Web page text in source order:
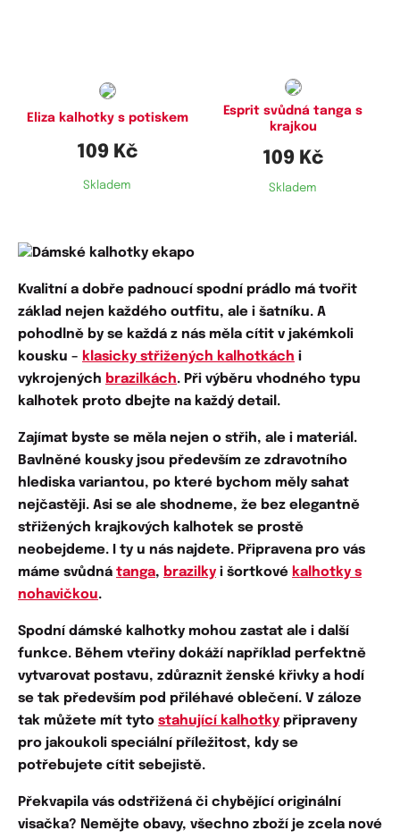
Eliza kalhotky s potiskem
109 Kč
Skladem
Esprit svůdná tanga s
krajkou
109 Kč
Skladem
Kvalitní a dobře padnoucí spodní prádlo má tvořit
základ nejen každého outfitu, ale i šatníku. A
pohodlně by se každá z nás měla cítit v jakémkoli
kousku – klasicky střižených kalhotkách i
vykrojených brazilkách. Při výběru vhodného typu
kalhotek proto dbejte na každý detail.
Zajímat byste se měla nejen o střih, ale i materiál.
Bavlněné kousky jsou především ze zdravotního
hlediska variantou, po které bychom měly sahat
nejčastěji. Asi se ale shodneme, že bez elegantně
střižených krajkových kalhotek se prostě
neobejdeme. I ty u nás najdete. Připravena pro vás
máme svůdná tanga, brazilky i šortkové kalhotky s
nohavičkou.
Spodní dámské kalhotky mohou zastat ale i další
funkce. Během vteřiny dokáží například perfektně
vytvarovat postavu, zdůraznit ženské křivky a hodí
se tak především pod přiléhavé oblečení. V záloze
tak můžete mít tyto stahující kalhotky připraveny
pro jakoukoli speciální příležitost, kdy se
potřebujete cítit sebejistě.
Překvapila vás odstřižená či chybějící originální
visačka? Nemějte obavy, všechno zboží je zcela nové